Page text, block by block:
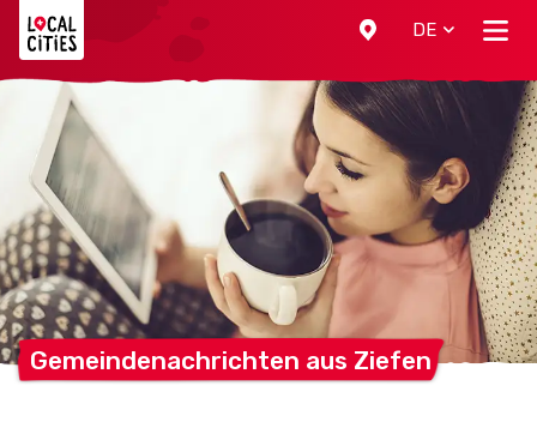
DE
Gemeindenachrichten aus Ziefen